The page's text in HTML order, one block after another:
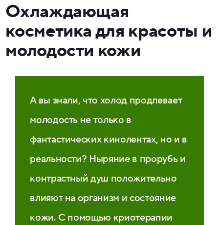
Охлаждающая
косметика для красоты и
молодости кожи
А вы знали, что холод продлевает
молодость не только в
фантастических кинолентах, но и в
реальности? Ныряние в прорубь и
контрастный душ положительно
влияют на организм и состояние
кожи. С помощью криотерапии